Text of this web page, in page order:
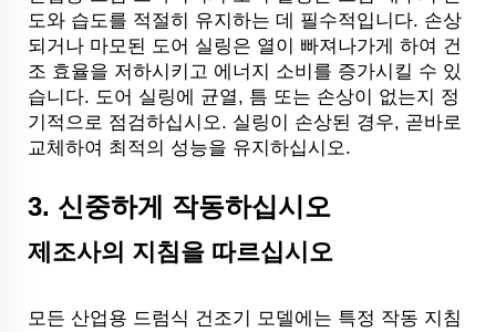
도와 습도를 적절히 유지하는 데 필수적입니다. 손상
되거나 마모된 도어 실링은 열이 빠져나가게 하여 건
조 효율을 저하시키고 에너지 소비를 증가시킬 수 있
습니다. 도어 실링에 균열, 틈 또는 손상이 없는지 정
기적으로 점검하십시오. 실링이 손상된 경우, 곧바로
교체하여 최적의 성능을 유지하십시오.
3. 신중하게 작동하십시오
제조사의 지침을 따르십시오
모든 산업용 드럼식 건조기 모델에는 특정 작동 지침